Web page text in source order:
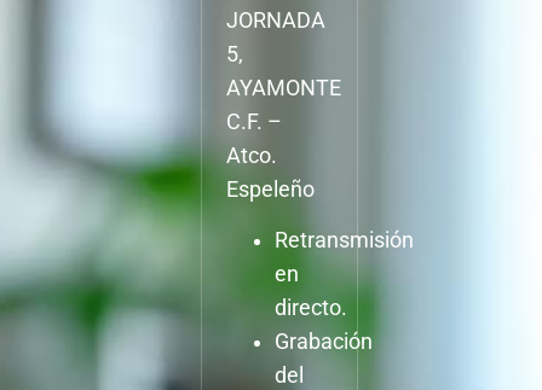
JORNADA
5,
AYAMONTE
C.F. –
Atco.
Espeleño
Retransmisión
en
directo.
Grabación
del